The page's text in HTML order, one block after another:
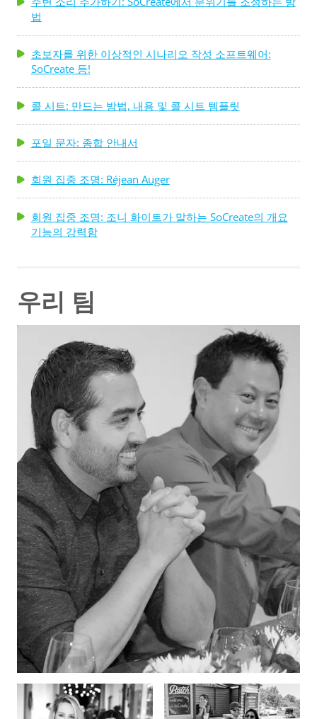
법
초보자를 위한 이상적인 시나리오 작성 소프트웨어:
SoCreate 등!
콜 시트: 만드는 방법, 내용 및 콜 시트 템플릿
포일 문자: 종합 안내서
회원 집중 조명: Réjean Auger
회원 집중 조명: 조니 화이트가 말하는 SoCreate의 개요
기능의 강력함
우리 팀